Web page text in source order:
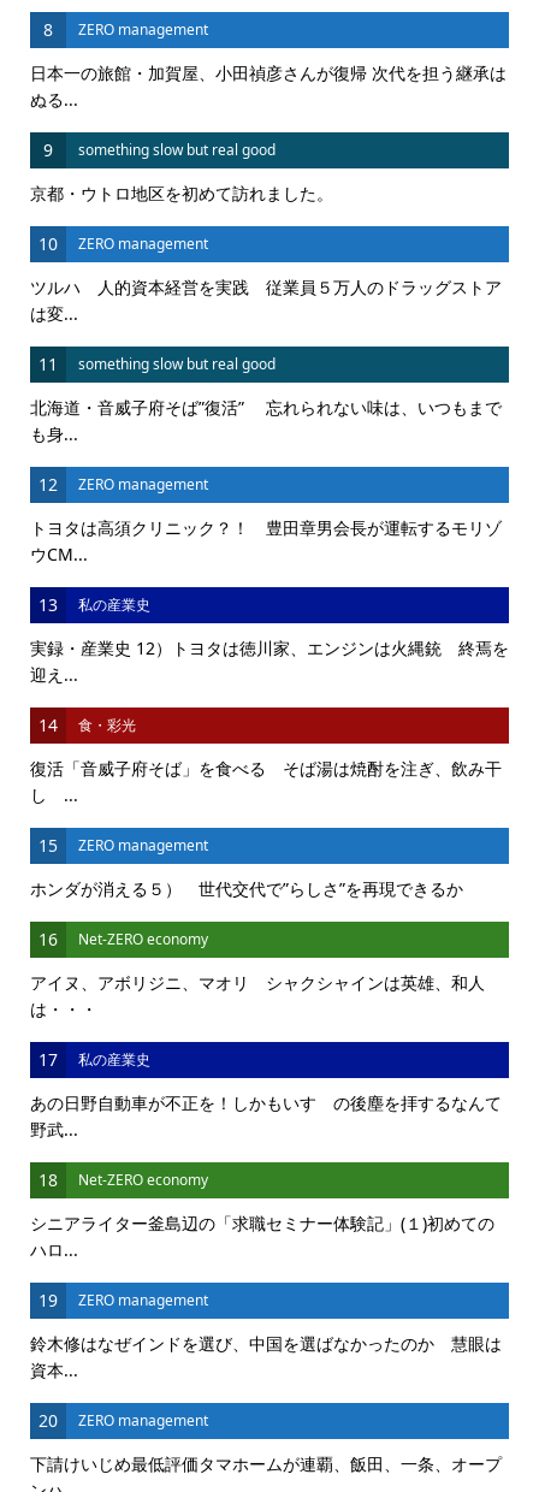
8 ZERO management
日本一の旅館・加賀屋、小田禎彦さんが復帰 次代を担う継承は
ぬる...
9 something slow but real good
京都・ウトロ地区を初めて訪れました。
10 ZERO management
ツルハ 人的資本経営を実践 従業員５万人のドラッグストア
は変...
11 something slow but real good
北海道・音威子府そば”復活” 忘れられない味は、いつもまで
も身...
12 ZERO management
トヨタは高須クリニック？！ 豊田章男会長が運転するモリゾ
ウCM...
13 私の産業史
実録・産業史 12）トヨタは徳川家、エンジンは火縄銃 終焉を
迎え...
14 食・彩光
復活「音威子府そば」を食べる そば湯は焼酎を注ぎ、飲み干
し ...
15 ZERO management
ホンダが消える５） 世代交代で”らしさ”を再現できるか
16 Net-ZERO economy
アイヌ、アボリジニ、マオリ シャクシャインは英雄、和人
は・・・
17 私の産業史
あの日野自動車が不正を！しかもいすゞの後塵を拝するなんて
野武...
18 Net-ZERO economy
シニアライター釜島辺の「求職セミナー体験記」(１)初めての
ハロ...
19 ZERO management
鈴木修はなぜインドを選び、中国を選ばなかったのか 慧眼は
資本...
20 ZERO management
下請けいじめ最低評価タマホームが連覇、飯田、一条、オープ